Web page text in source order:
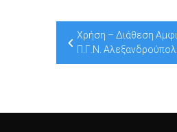
Post
navigation
Χρήση – Διάθεση
Π.Γ.Ν.